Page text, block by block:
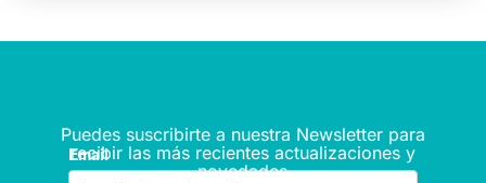
Puedes suscribirte a nuestra Newsletter para
recibir las más recientes actualizaciones y
novedades